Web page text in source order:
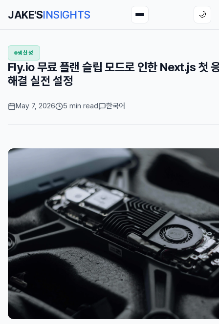
JAKE'SINSIGHTS 🌙
생산성
Fly.io 무료 플랜 슬립 모드로 인한 Next.js 첫
해결 실전 설정
May 7, 2026 5 min read 한국어